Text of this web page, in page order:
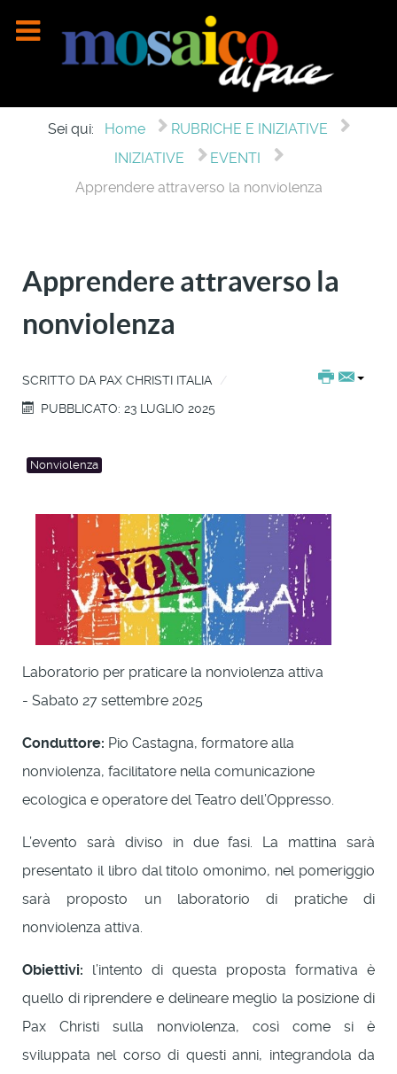
Sei qui: Home
RUBRICHE E INIZIATIVE
INIZIATIVE
EVENTI
Apprendere attraverso la nonviolenza
Apprendere attraverso la
nonviolenza
SCRITTO DA PAX CHRISTI ITALIA
PUBBLICATO: 23 LUGLIO 2025
Nonviolenza
Laboratorio per praticare la nonviolenza attiva
- Sabato 27 settembre 2025
Conduttore: Pio Castagna, formatore alla
nonviolenza, facilitatore nella comunicazione
ecologica e operatore del Teatro dell’Oppresso.
L’evento sarà diviso in due fasi. La mattina sarà
presentato il libro dal titolo omonimo, nel pomeriggio
sarà proposto un laboratorio di pratiche di
nonviolenza attiva.
Obiettivi: l’intento di questa proposta formativa è
quello di riprendere e delineare meglio la posizione di
Pax Christi sulla nonviolenza, così come si è
sviluppata nel corso di questi anni, integrandola da